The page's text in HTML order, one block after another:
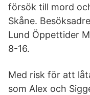
försök till mord
Skåne.
Lund Öppettider
8-16.
Med risk för att
som Alex och